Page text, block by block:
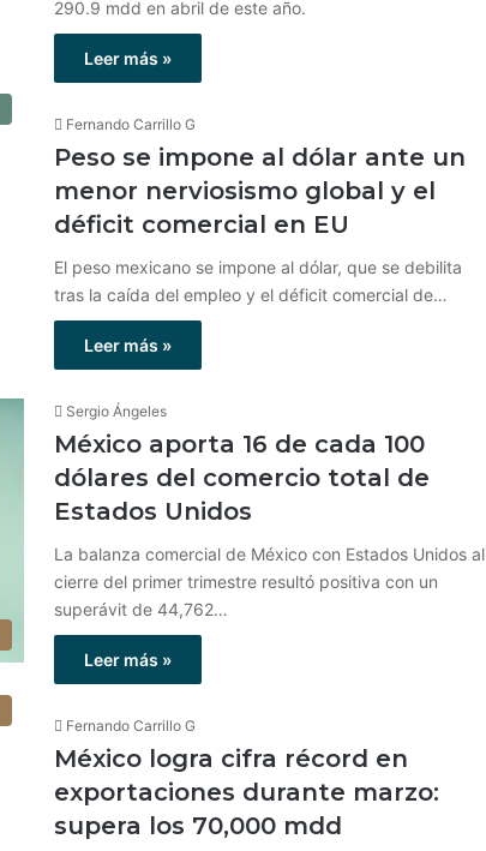
290.9 mdd en abril de este año.
Leer más »
Fernando Carrillo G
Peso se impone al dólar ante un
menor nerviosismo global y el
déficit comercial en EU
El peso mexicano se impone al dólar, que se debilita
tras la caída del empleo y el déficit comercial de…
Leer más »
Sergio Ángeles
México aporta 16 de cada 100
dólares del comercio total de
Estados Unidos
La balanza comercial de México con Estados Unidos al
cierre del primer trimestre resultó positiva con un
superávit de 44,762…
Leer más »
Fernando Carrillo G
México logra cifra récord en
exportaciones durante marzo:
supera los 70,000 mdd